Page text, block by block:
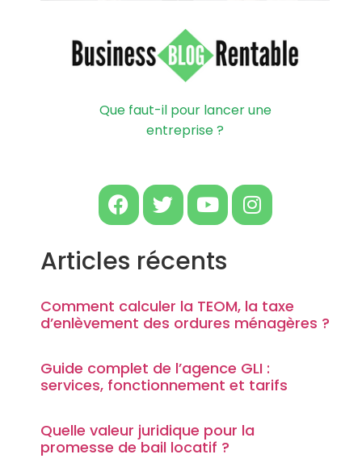
Que faut-il pour lancer une
entreprise ?
Articles récents
Comment calculer la TEOM, la taxe
d’enlèvement des ordures ménagères ?
Guide complet de l’agence GLI :
services, fonctionnement et tarifs
Quelle valeur juridique pour la
promesse de bail locatif ?